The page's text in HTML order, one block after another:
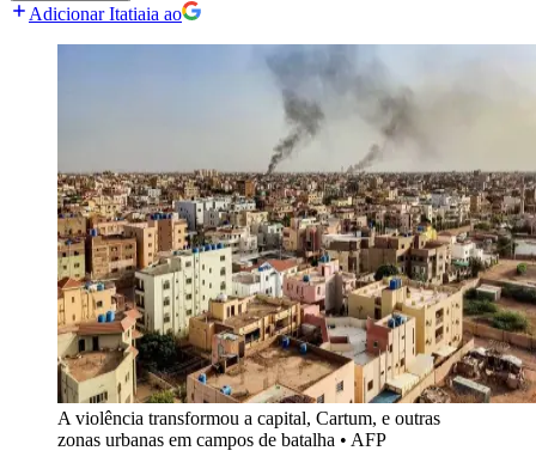
Adicionar Itatiaia ao
A violência transformou a capital, Cartum, e outras
zonas urbanas em campos de batalha • AFP